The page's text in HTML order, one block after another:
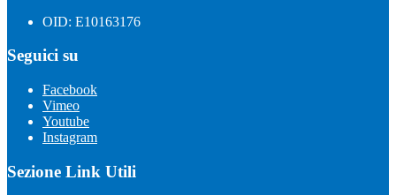
OID: E10163176
Seguici su
Facebook
Vimeo
Youtube
Instagram
Sezione Link Utili